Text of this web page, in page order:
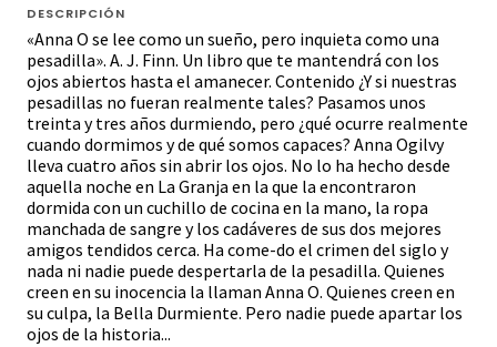
DESCRIPCIÓN
«Anna O se lee como un sueño, pero inquieta como una
pesadilla». A. J. Finn. Un libro que te mantendrá con los
ojos abiertos hasta el amanecer. Contenido ¿Y si nuestras
pesadillas no fueran realmente tales? Pasamos unos
treinta y tres años durmiendo, pero ¿qué ocurre realmente
cuando dormimos y de qué somos capaces? Anna Ogilvy
lleva cuatro años sin abrir los ojos. No lo ha hecho desde
aquella noche en La Granja en la que la encontraron
dormida con un cuchillo de cocina en la mano, la ropa
manchada de sangre y los cadáveres de sus dos mejores
amigos tendidos cerca. Ha come-do el crimen del siglo y
nada ni nadie puede despertarla de la pesadilla. Quienes
creen en su inocencia la llaman Anna O. Quienes creen en
su culpa, la Bella Durmiente. Pero nadie puede apartar los
ojos de la historia...